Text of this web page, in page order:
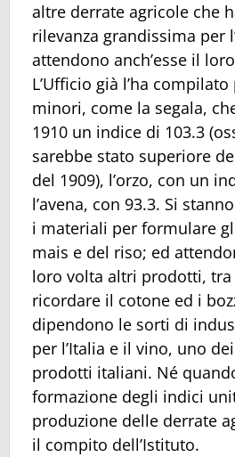
altre derrate agricole che
rilevanza grandissima per
attendono anch’esse il
L’Ufficio già l’ha
minori, come la segala,
1910 un indice di 103.3
sarebbe stato superiore
del 1909), l’orzo, con un
l’avena, con 93.3. Si
i materiali per formulare
mais e del riso; ed
loro volta altri prodotti, tra
ricordare il cotone ed i
dipendono le sorti di
per l’Italia e il vino, uno
prodotti italiani. Né
formazione degli indici
produzione delle derrate
il compito dell’Istituto.